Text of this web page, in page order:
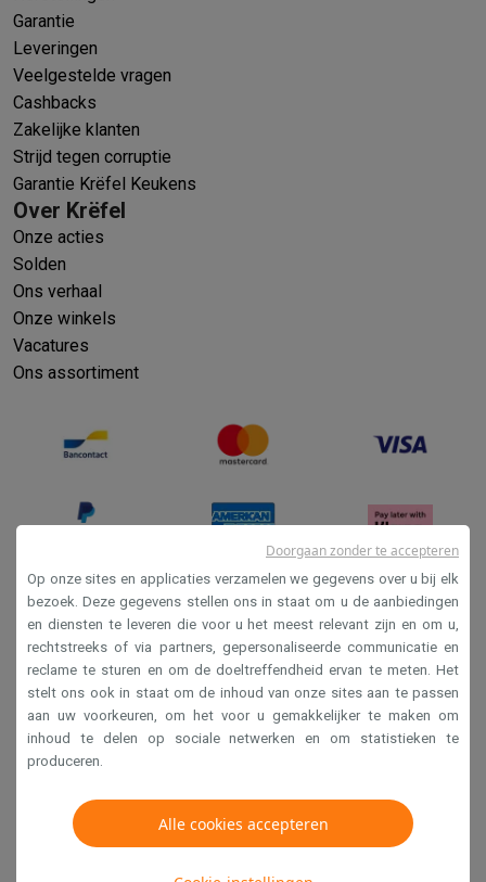
Garantie
Leveringen
Veelgestelde vragen
Cashbacks
Zakelijke klanten
Strijd tegen corruptie
Garantie Krëfel Keukens
Over Krëfel
Onze acties
Solden
Ons verhaal
Onze winkels
Vacatures
Ons assortiment
Verkoopsvoorwaarden
Privacy
Disclaimer
Cookies
1851 Humbeek, België
BTW BE 0400.673.544
Op onze sites en applicaties verzamelen we gegevens over u bij elk
bezoek. Deze gegevens stellen ons in staat om u de aanbiedingen
en diensten te leveren die voor u het meest relevant zijn en om u,
rechtstreeks of via partners, gepersonaliseerde communicatie en
reclame te sturen en om de doeltreffendheid ervan te meten. Het
stelt ons ook in staat om de inhoud van onze sites aan te passen
aan uw voorkeuren, om het voor u gemakkelijker te maken om
inhoud te delen op sociale netwerken en om statistieken te
produceren.
Alle cookies accepteren
Doorgaan zonder te accepteren